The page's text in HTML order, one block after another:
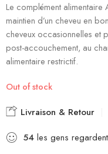
Le complément alimentaire
maintien d’un cheveu en
cheveux occasionnelles et
post-accouchement, au
alimentaire restrictif.
Out of stock
Livraison & Retour
54 les gens